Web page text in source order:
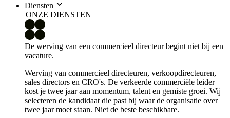
Diensten
ONZE DIENSTEN
De werving van een commercieel directeur begint niet bij een
vacature.
Werving van commercieel directeuren, verkoopdirecteuren,
sales directors en CRO's. De verkeerde commerciële leider
kost je twee jaar aan momentum, talent en gemiste groei. Wij
selecteren de kandidaat die past bij waar de organisatie over
twee jaar moet staan. Niet de beste beschikbare.